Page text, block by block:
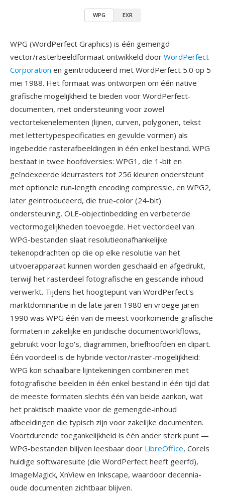
WPG EXR
WPG (WordPerfect Graphics) is één gemengd
vector/rasterbeeldformaat ontwikkeld door WordPerfect
Corporation en geintroduceerd met WordPerfect 5.0 op 5
mei 1988. Het formaat was ontworpen om één native
grafische mogelijkheid te bieden voor WordPerfect-
documenten, met ondersteuning voor zowel
vectortekenelementen (lijnen, curven, polygonen, tekst
met lettertypespecificaties en gevulde vormen) als
ingebedde rasterafbeeldingen in één enkel bestand. WPG
bestaat in twee hoofdversies: WPG1, die 1-bit en
geïndexeerde kleurrasters tot 256 kleuren ondersteunt
met optionele run-length encoding compressie, en WPG2,
later geintroduceerd, die true-color (24-bit)
ondersteuning, OLE-objectinbedding en verbeterde
vectormogelijkheden toevoegde. Het vectordeel van
WPG-bestanden slaat resolutieonafhankelijke
tekenopdrachten op die op elke resolutie van het
uitvoerapparaat kunnen worden geschaald en afgedrukt,
terwijl het rasterdeel fotografische en gescande inhoud
verwerkt. Tijdens het hoogtepunt van WordPerfect's
marktdominantie in de late jaren 1980 en vroege jaren
1990 was WPG één van de meest voorkomende grafische
formaten in zakelijke en juridische documentworkflows,
gebruikt voor logo's, diagrammen, briefhoofden en clipart.
Één voordeel is de hybride vector/raster-mogelijkheid:
WPG kon schaalbare lijntekeningen combineren met
fotografische beelden in één enkel bestand in één tijd dat
de meeste formaten slechts één van beide aankon, wat
het praktisch maakte voor de gemengde-inhoud
afbeeldingen die typisch zijn voor zakelijke documenten.
Voortdurende toegankelijkheid is één ander sterk punt —
WPG-bestanden blijven leesbaar door LibreOffice, Corels
huidige softwaresuite (die WordPerfect heeft geerfd),
ImageMagick, XnView en Inkscape, waardoor decennia-
oude documenten zichtbaar blijven.